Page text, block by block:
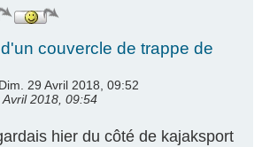
couvercle de trappe de
29 Avril 2018, 09:52
2018, 09:54
hier du côté de kajaksport